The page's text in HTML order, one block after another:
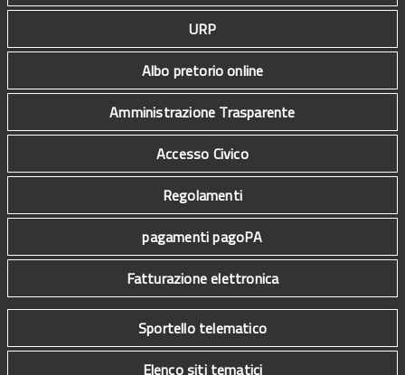
URP
Albo pretorio online
Amministrazione Trasparente
Accesso Civico
Regolamenti
pagamenti pagoPA
Fatturazione elettronica
Sportello telematico
Elenco siti tematici